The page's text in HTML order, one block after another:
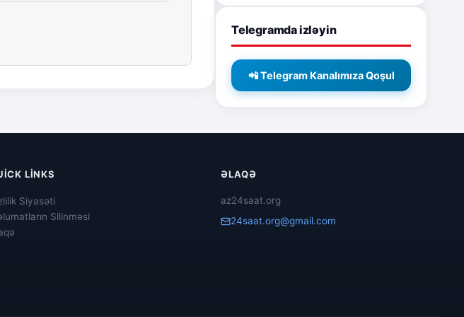
Telegramda izləyin
📲 Telegram Kanalımıza Qoşul
LINKS
Siyasəti
Silinməsi
ƏLAQƏ
az24saat.org
24saat.org@gmail.com